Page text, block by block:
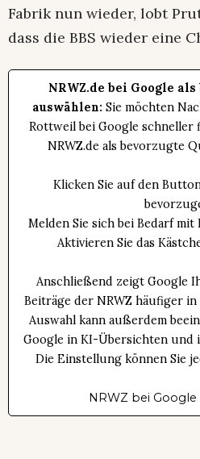
Fabrik nun wieder, lobt
dass die BBS wieder eine
NRWZ.de bei Google
auswählen: Sie möchten
Rottweil bei Google schneller
NRWZ.de als bevorzugte
Klicken Sie auf den
Melden Sie sich bei Bedarf
Aktivieren Sie das
Anschließend zeigt Google
Beiträge der NRWZ häufiger in
Auswahl kann außerdem
Google in KI-Übersichten und
Die Einstellung können Sie
NRWZ bei